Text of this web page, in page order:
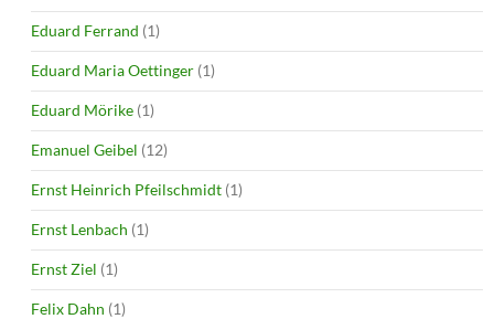
Eduard Ferrand (1)
Eduard Maria Oettinger (1)
Eduard Mörike (1)
Emanuel Geibel (12)
Ernst Heinrich Pfeilschmidt (1)
Ernst Lenbach (1)
Ernst Ziel (1)
Felix Dahn (1)